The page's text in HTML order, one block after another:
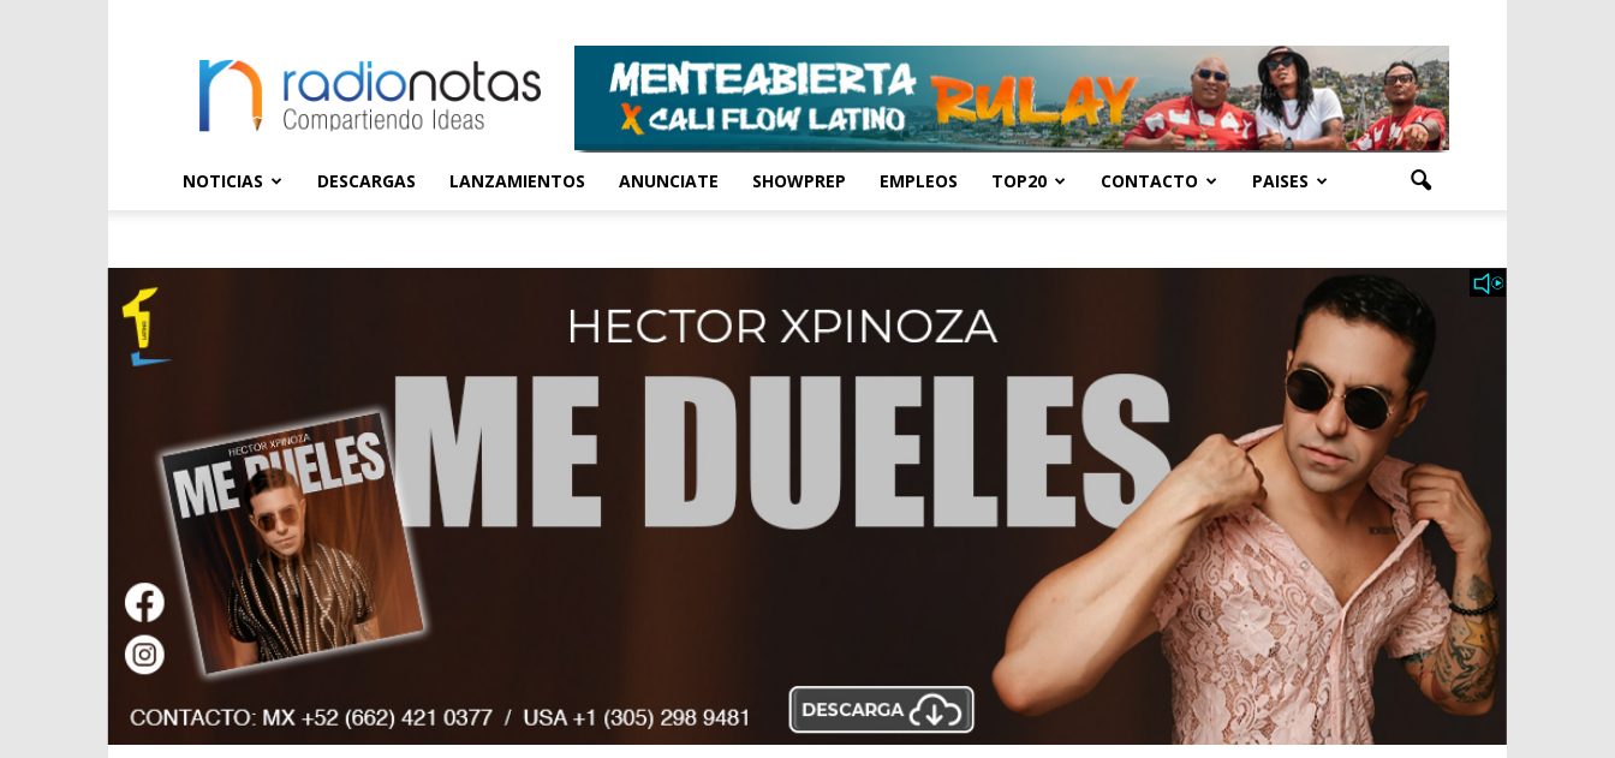
NOTICIAS DESCARGAS LANZAMIENTOS ANUNCIATE SHOWPREP EMPLEOS TOP20 CONTACTO PAISES